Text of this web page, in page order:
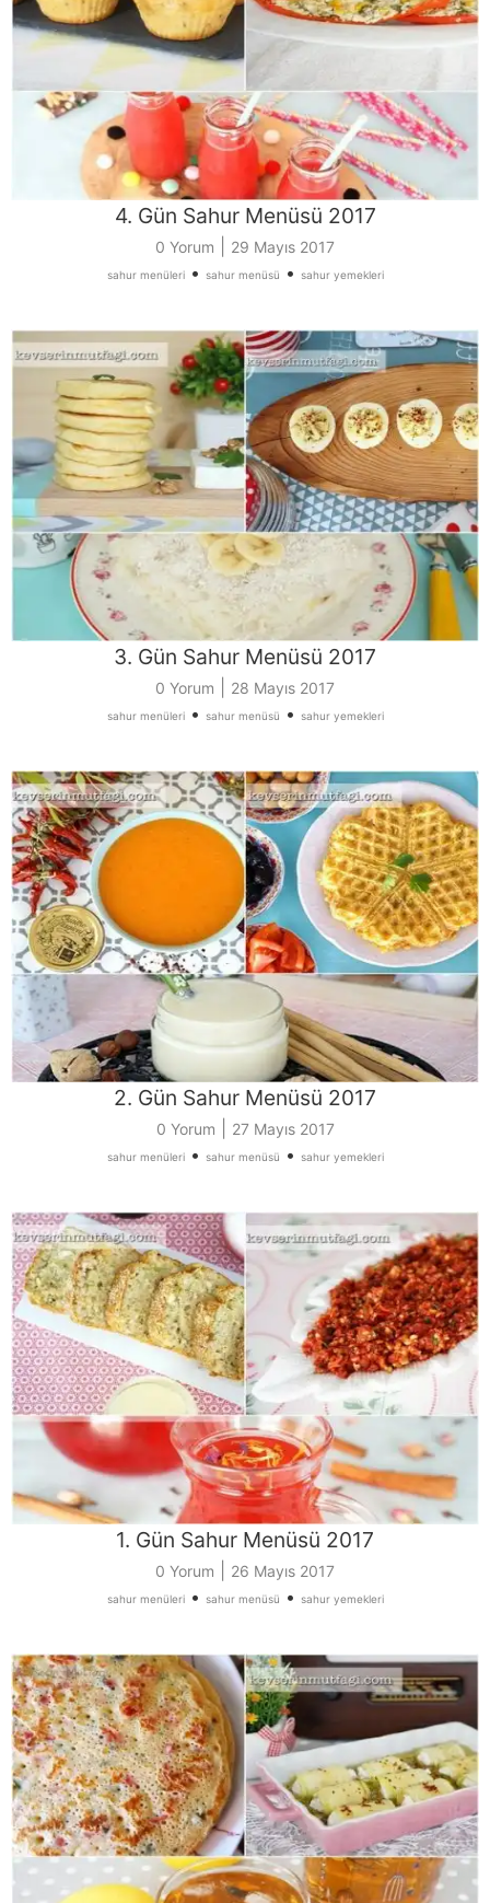
4. Gün Sahur Menüsü 2017
0 Yorum 29 Mayıs 2017
sahur menüleri• sahur menüsü • sahur yemekleri
3. Gün Sahur Menüsü 2017
0 Yorum 28 Mayıs 2017
sahur menüleri• sahur menüsü • sahur yemekleri
2. Gün Sahur Menüsü 2017
0 Yorum 27 Mayıs 2017
sahur menüleri• sahur menüsü • sahur yemekleri
1. Gün Sahur Menüsü 2017
0 Yorum 26 Mayıs 2017
sahur menüleri• sahur menüsü • sahur yemekleri